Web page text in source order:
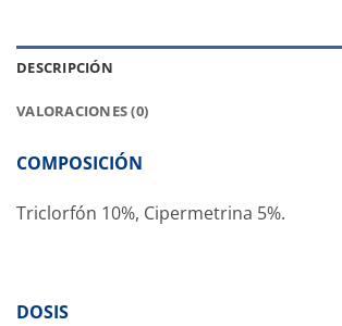
DESCRIPCIÓN
VALORACIONES (0)
COMPOSICIÓN
Triclorfón 10%, Cipermetrina 5%.
DOSIS